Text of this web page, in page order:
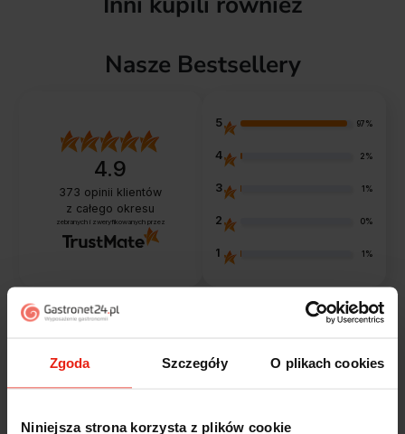
Zgoda Szczegóły O plikach cookies
Niniejsza strona korzysta z plików cookie
Nasze Bestsellery
4.9
373 opinii klientów
z całego okresu
zebranych i zweryfikowanych przez
5 97%
4 2%
3 1%
2 0%
1 1%
Jak zbieramy opinie?